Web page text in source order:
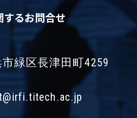
るお問合せ
緑区長津田町4259